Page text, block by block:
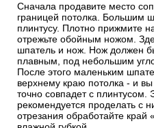
Сначала продавите место
границей потолка. Большим
плинтусу. Плотно прижмите
отрежьте обойным ножом.
шпатель и нож. Нож должен
плавным, под небольшим
После этого маленьким
верхнему краю потолка - и
точно совпадет с плинтусом.
рекомендуется проделать с
отрезания обработайте край